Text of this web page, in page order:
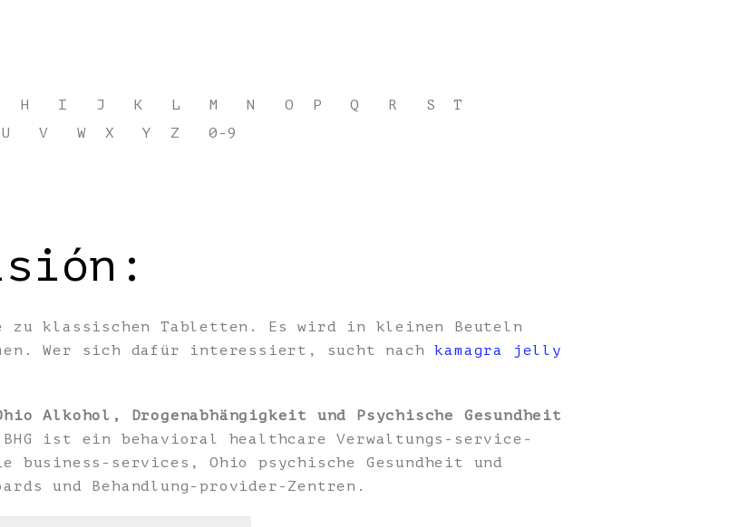
H I J K L M N O P Q R S
T
U
V W X Y Z 0-9
klassischen Tabletten. Es wird in kleinen Beuteln
Wer sich dafür interessiert, sucht nachkamagra jelly
Alkohol, Drogenabhängigkeit und Psychische Gesundheit
ist ein behavioral healthcare Verwaltungs-service-
business-services, Ohio psychische Gesundheit und
und Behandlung-provider-Zentren.